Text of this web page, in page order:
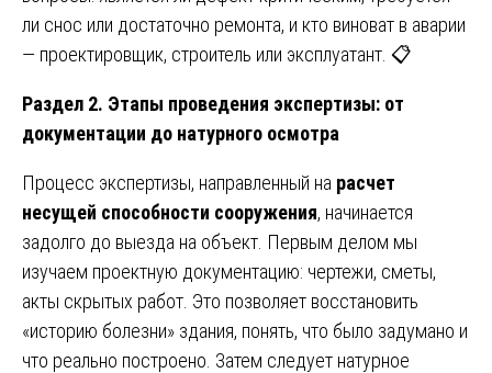
ли снос или достаточно ремонта, и кто виноват в аварии
— проектировщик, строитель или эксплуатант. 📋
Раздел 2. Этапы проведения экспертизы: от
документации до натурного осмотра
Процесс экспертизы, направленный на расчет
несущей способности сооружения, начинается
задолго до выезда на объект. Первым делом мы
изучаем проектную документацию: чертежи, сметы,
акты скрытых работ. Это позволяет восстановить
«историю болезни» здания, понять, что было задумано и
что реально построено. Затем следует натурное